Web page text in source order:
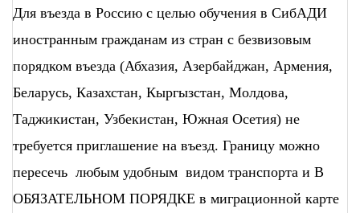
Для въезда в Россию с целью обучения в СибАДИ
иностранным гражданам из стран с безвизовым
порядком въезда (Абхазия, Азербайджан, Армения,
Беларусь, Казахстан, Кыргызстан, Молдова,
Таджикистан, Узбекистан, Южная Осетия) не
требуется приглашение на въезд. Границу можно
пересечь любым удобным видом транспорта и В
ОБЯЗАТЕЛЬНОМ ПОРЯДКЕ в миграционной карте